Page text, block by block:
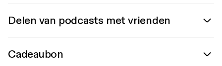
Delen van podcasts met vrienden
Cadeaubon